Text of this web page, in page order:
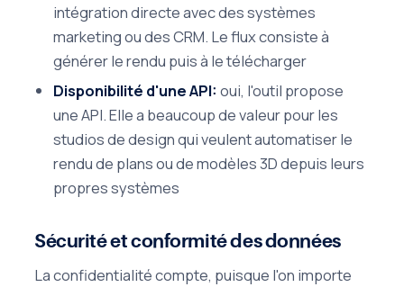
intégration directe avec des systèmes
marketing ou des CRM. Le flux consiste à
générer le rendu puis à le télécharger
Disponibilité d'une API: oui, l'outil propose
une API. Elle a beaucoup de valeur pour les
studios de design qui veulent automatiser le
rendu de plans ou de modèles 3D depuis leurs
propres systèmes
Sécurité et conformité des données
La confidentialité compte, puisque l'on importe